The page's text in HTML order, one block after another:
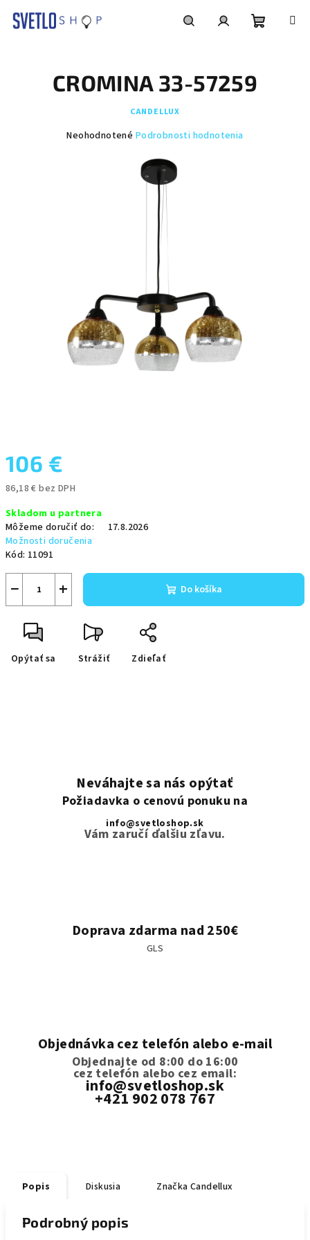
106 €
86,18 € bez DPH
cena:
Skladom u partnera
Môžeme doručiť do:
17.8.2026
Možnosti doručenia
Kód: 11091
+
− Do košíka
Opýtať sa Strážiť Zdieľať
CROMINA 33-57259
CANDELLUX
Priemerné
Neohodnotené Podrobnosti hodnotenia
Neváhajte sa nás opýtať
Požiadavka o cenovú ponuku na
info@svetloshop.sk
Vám zaručí ďalšiu zľavu.
Doprava zdarma nad 250€
GLS
Objednávka cez telefón alebo e-mail
Objednajte od 8:00 do 16:00
cez telefón alebo cez email:
info@svetloshop.sk
+421 902 078 767
Popis Diskusia Značka Candellux
Podrobný popis